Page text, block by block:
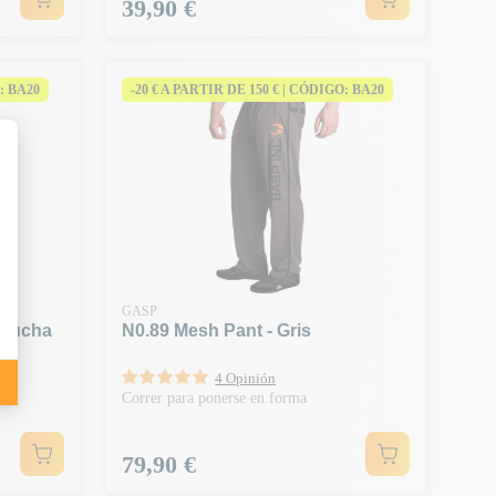
Precio
39,90 €
BA20 -20 € A PARTIR DE 150 € | CÓDIGO: BA20
GASP
N0.89 Mesh Pant - Gris
4 Opinión
Correr para ponerse en forma
Precio
79,90 €